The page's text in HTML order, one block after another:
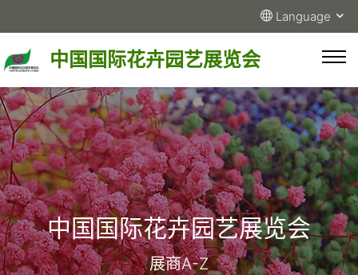
Language
中国国际花卉园艺展览会
中国国际花卉园艺展览会
展商A-Z